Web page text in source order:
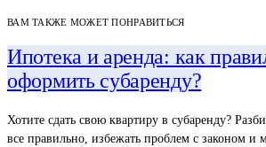
ВАМ ТАКЖЕ МОЖЕТ ПОНРАВИТЬСЯ
Ипотека и аренда: как
оформить субаренду?
Хотите сдать свою квартиру в субаренду?
все правильно, избежать проблем с законом и